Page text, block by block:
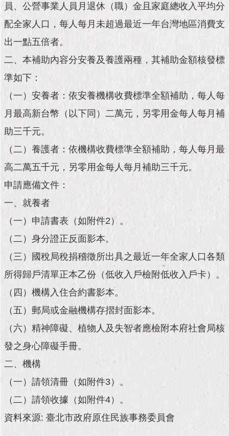
果
政
資
館
發
現
臺
活
主
館
與
互
活
動
主
題
回
頁
站
員、公營事業人員月退休（職）金且家庭總收入平均分
配全家人口，每人每月未超過最近一年台灣地區消費支
出一點五倍者。
二、本補助內容分安養及養護兩種，其補助金額核發標
準如下：
（一）安養者：依安養機構收費標準全額補助，每人每
月最高新台幣（以下同）二萬元，另零用金每人每月補
助三千元。
（二）養護者：依機構收費標準全額補助，每人每月最
高二萬五千元，另零用金每人每月補助三千元。
申請應備文件：
一、就養者
（一）申請書表（如附件2）。
（二）身分證正反面影本。
（三）國稅局稅捐稽徵所出具之最近一年全家人口各類
所得歸戶清單正本乙份（低收入戶檢附低收入戶卡）。
（四）機構入住合約書影本。
（五）郵局或金融機構存摺封面影本。
（六）精神障礙、植物人及失智者應檢附本府社會局核
發之身心障礙手冊。
二、機構
（一）請領清冊（如附件3）。
（二）請領收據（如附件4）。
資料來源: 臺北市政府原住民族事務委員會